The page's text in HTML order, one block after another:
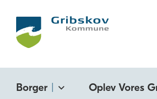
Borger Oplev Vores